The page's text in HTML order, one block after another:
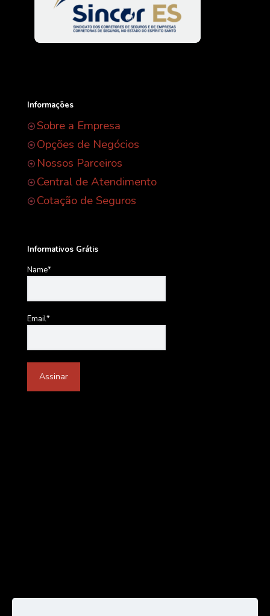
Informações
Sobre a Empresa
Opções de Negócios
Nossos Parceiros
Central de Atendimento
Cotação de Seguros
Informativos Grátis
Name*
Email*